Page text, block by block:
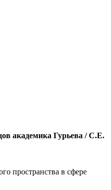
академика Гурьева / С.Е.
пространства в сфере